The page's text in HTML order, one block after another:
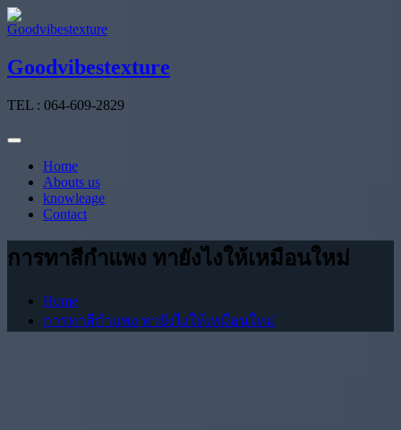
Skip
to
Goodvibestexture
TEL : 064-609-2829
Home
Abouts us
knowleage
Contact
การทาสีกำแพง ทายังไงให้เหมือนใหม่
Home
การทาสีกำแพง ทายังไงให้เหมือนใหม่